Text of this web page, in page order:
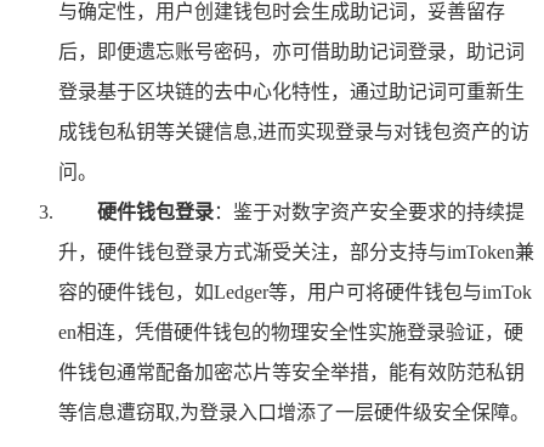
与确定性，用户创建钱包时会生成助记词，妥善留存
后，即便遗忘账号密码，亦可借助助记词登录，助记词
登录基于区块链的去中心化特性，通过助记词可重新生
成钱包私钥等关键信息,进而实现登录与对钱包资产的访
问。
硬件钱包登录：鉴于对数字资产安全要求的持续提
升，硬件钱包登录方式渐受关注，部分支持与imToken兼
容的硬件钱包，如Ledger等，用户可将硬件钱包与imTok
en相连，凭借硬件钱包的物理安全性实施登录验证，硬
件钱包通常配备加密芯片等安全举措，能有效防范私钥
等信息遭窃取,为登录入口增添了一层硬件级安全保障。